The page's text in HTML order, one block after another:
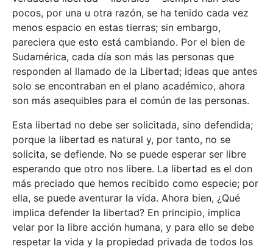
pocos, por una u otra razón, se ha tenido cada vez
menos espacio en estas tierras; sin embargo,
pareciera que esto está cambiando. Por el bien de
Sudamérica, cada día son más las personas que
responden al llamado de la Libertad; ideas que antes
solo se encontraban en el plano académico, ahora
son más asequibles para el común de las personas.
Esta libertad no debe ser solicitada, sino defendida;
porque la libertad es natural y, por tanto, no se
solicita, se defiende. No se puede esperar ser libre
esperando que otro nos libere. La libertad es el don
más preciado que hemos recibido como especie; por
ella, se puede aventurar la vida. Ahora bien, ¿Qué
implica defender la libertad? En principio, implica
velar por la libre acción humana, y para ello se debe
respetar la vida y la propiedad privada de todos los